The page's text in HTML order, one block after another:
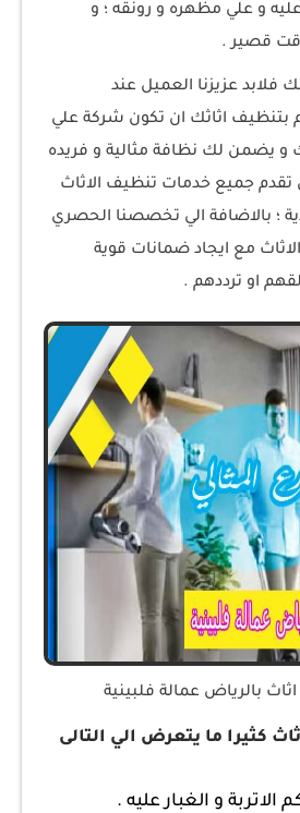
و علي مظهره و رونقه ؛ و
قصير .
فلابد عزيزنا العميل عند
بتنظيف اثاثك ان تكون شركة علي
و يضمن لك نظافة مثالية و فريده
تقدم جميع خدمات تنظيف الاثاث
؛ بالاضافة الي تخصصنا الحصري
مع ايجاد ضمانات قوية
او ترددهم .
بالرياض عمالة فلبينية
كثيرا ما يتعرض الي التالى
الاتربة و الغبار عليه .